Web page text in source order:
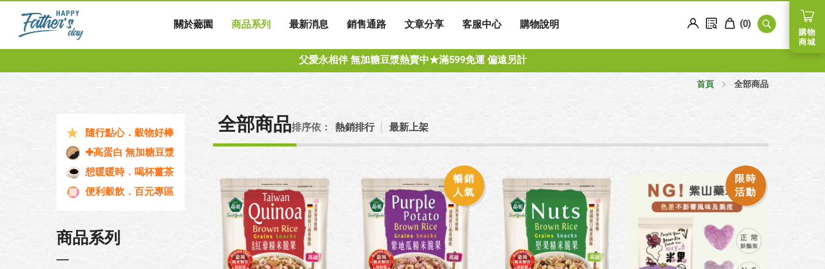
關於薌園 商品系列 最新消息 銷售通路 文章分享 客服中心 購物說明 (0)
購物
商城
父愛永相伴 無加糖豆漿熱賣中★滿599免運 偏遠另計
首頁 全部商品
隨行點心．穀物好棒
✚高蛋白 無加糖豆漿
想暖暖時．喝杯薑茶
便利穀飲．百元專區
商品系列
全部商品排序依： 熱銷排行 最新上架
暢銷
人氣
限時
活動